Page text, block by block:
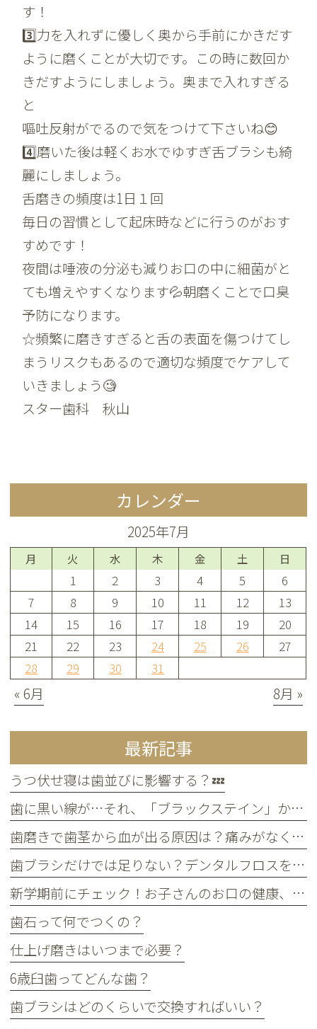
す！
3️⃣力を入れずに優しく奥から手前にかきだす
ように磨くことが大切です。この時に数回か
きだすようにしましょう。奥まで入れすぎる
と
嘔吐反射がでるので気をつけて下さいね😊
4️⃣磨いた後は軽くお水でゆすぎ舌ブラシも綺
麗にしましょう。
舌磨きの頻度は1日１回
毎日の習慣として起床時などに行うのがおす
すめです！
夜間は唾液の分泌も減りお口の中に細菌がと
ても増えやすくなります💦朝磨くことで口臭
予防になります。
☆頻繁に磨きすぎると舌の表面を傷つけてし
まうリスクもあるので適切な頻度でケアして
いきましょう🧐
スター歯科 秋山
カレンダー
2025年7月
月 火 水 木 金 土 日
1 2 3 4 5
6
7
8 9 10 11 12
13
14
15 16 17 18 19
20
21
22 23 24 25 26
27
28
29 30 31
« 6月 8月 »
最新記事
うつ伏せ寝は歯並びに影響する？💤
歯に黒い線が…それ、「ブラックステイン」かもしれません！
歯磨きで歯茎から血が出る原因は？痛みがなくても受診すべき判断基準
歯ブラシだけでは足りない？デンタルフロスを使うメリット
新学期前にチェック！お子さんのお口の健康、大丈夫？
歯石って何でつくの？
仕上げ磨きはいつまで必要？
6歳臼歯ってどんな歯？
歯ブラシはどのくらいで交換すればいい？